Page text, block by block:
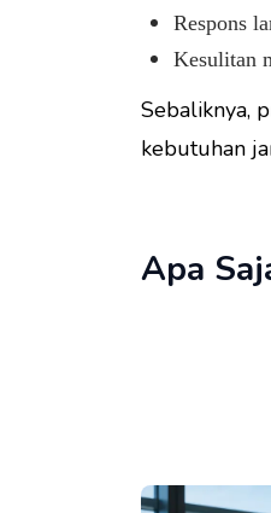
Respons
Kesulitan
Sebaliknya,
kebutuhan
Apa